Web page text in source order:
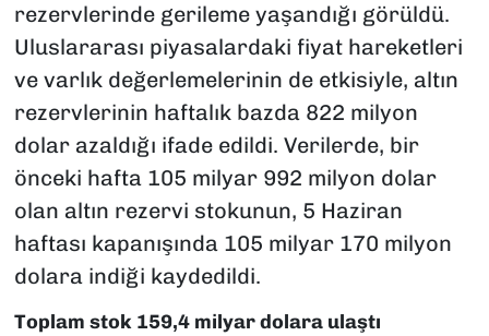
rezervlerinde gerileme yaşandığı görüldü.
Uluslararası piyasalardaki fiyat hareketleri
ve varlık değerlemelerinin de etkisiyle, altın
rezervlerinin haftalık bazda 822 milyon
dolar azaldığı ifade edildi. Verilerde, bir
önceki hafta 105 milyar 992 milyon dolar
olan altın rezervi stokunun, 5 Haziran
haftası kapanışında 105 milyar 170 milyon
dolara indiği kaydedildi.
Toplam stok 159,4 milyar dolara ulaştı